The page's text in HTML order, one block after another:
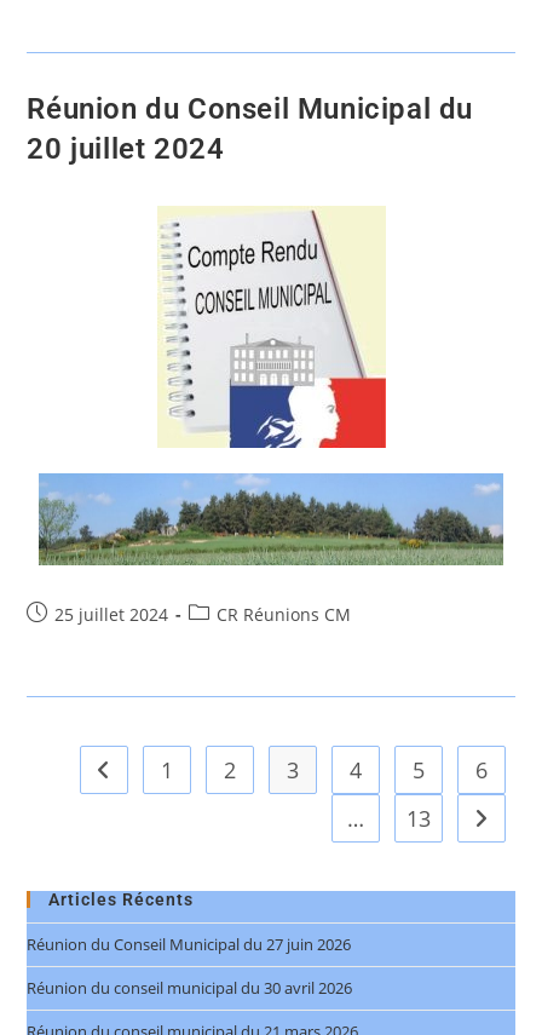
Réunion du Conseil Municipal du
20 juillet 2024
25 juillet 2024 CR Réunions CM
1 2 3 4 5
6
…
13
Articles Récents
Réunion du Conseil Municipal du 27 juin 2026
Réunion du conseil municipal du 30 avril 2026